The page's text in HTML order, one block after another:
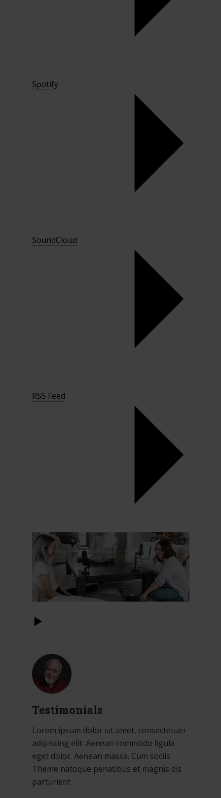
Spotify
SoundCloud
RSS Feed
Testimonials
Lorem ipsum dolor sit amet, consectetuer
adipiscing elit. Aenean commodo ligula
eget dolor. Aenean massa. Cum sociis
Theme natoque penatibus et magnis dis
parturient